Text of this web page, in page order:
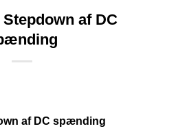
af DC
af DC spænding